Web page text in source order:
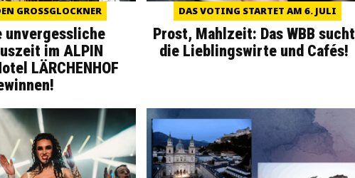
GROSSGLOCKNER
unvergessliche
im ALPIN
LÄRCHENHOF
DAS VOTING STARTET AM 6. JULI
Prost, Mahlzeit: Das WBB sucht
die Lieblingswirte und Cafés!